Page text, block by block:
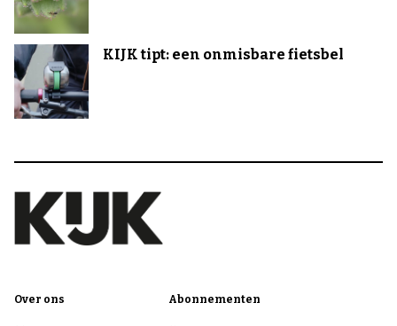
KIJK tipt: een onmisbare fietsbel
Over ons Abonnementen